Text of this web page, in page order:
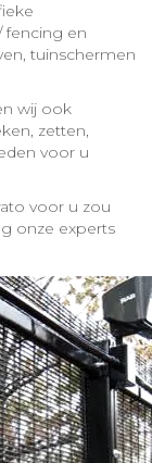
fencing en
tuinschermen
wij ook
zetten,
voor u
voor u zou
onze experts